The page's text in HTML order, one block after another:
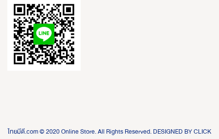
ไทยมีดี.com © 2020 Online Store. All Rights Reserved. DESIGNED BYCLICK